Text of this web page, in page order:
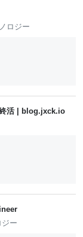
ロジー
活 | blog.jxck.io
ジー